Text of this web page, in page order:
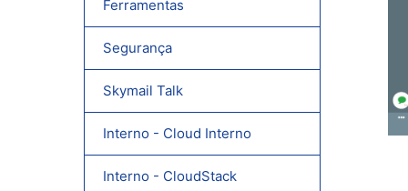
Ferramentas
Segurança
Skymail Talk
Interno - Cloud Interno
Interno - CloudStack